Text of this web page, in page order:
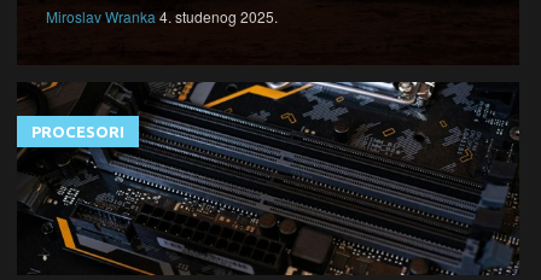
Miroslav Wranka 4. studenog 2025.
PROCESORI